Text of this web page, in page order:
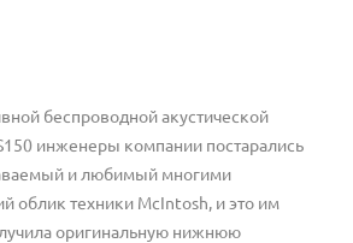
беспроводной акустической
инженеры компании постарались
и любимый многими
облик техники McIntosh, и это им
оригинальную нижнюю